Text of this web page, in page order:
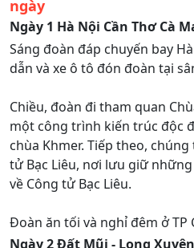
ngày
Ngày 1 Hà Nội Cần Thơ Cà
Sáng đoàn đáp chuyến bay
dẫn và xe ô tô đón đoàn tại
Chiều, đoàn đi tham quan
một công trình kiến trúc độc
chùa Khmer. Tiếp theo,
tử Bạc Liêu, nơi lưu giữ
về Công tử Bạc Liêu.
Đoàn ăn tối và nghỉ đêm ở TP
Ngày 2 Đất Mũi - Long